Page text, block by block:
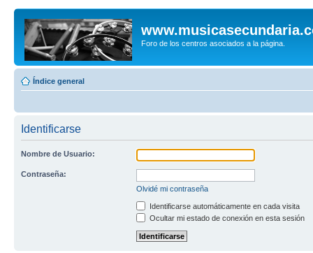
Foro de los centros asociados a la página.
Índice general
Identificarse
Nombre de Usuario:
Contraseña:
Olvidé mi contraseña
Identificarse automáticamente en cada visita
Ocultar mi estado de conexión en esta sesión